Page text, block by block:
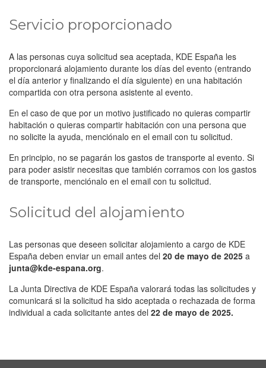
Servicio proporcionado
A las personas cuya solicitud sea aceptada, KDE España les
proporcionará alojamiento durante los días del evento (entrando
el día anterior y finalizando el día siguiente) en una habitación
compartida con otra persona asistente al evento.
En el caso de que por un motivo justificado no quieras compartir
habitación o quieras compartir habitación con una persona que
no solicite la ayuda, menciónalo en el email con tu solicitud.
En principio, no se pagarán los gastos de transporte al evento. Si
para poder asistir necesitas que también corramos con los gastos
de transporte, menciónalo en el email con tu solicitud.
Solicitud del alojamiento
Las personas que deseen solicitar alojamiento a cargo de KDE
España deben enviar un email antes del 20 de mayo de 2025 a
junta@kde-espana.org.
La Junta Directiva de KDE España valorará todas las solicitudes y
comunicará si la solicitud ha sido aceptada o rechazada de forma
individual a cada solicitante antes del 22 de mayo de 2025.